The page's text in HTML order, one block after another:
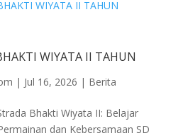
WIYATA II TAHUN
| Jul 16, 2026 | Berita
Bhakti Wiyata II: Belajar
dan Kebersamaan SD